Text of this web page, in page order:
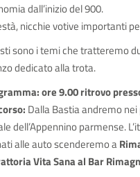
dall’inizio del 900.
nicchie votive importanti
sono i temi che tratteremo
dedicato alla trota.
ore 9.00 ritrovo
Dalla Bastia andremo
dell’Appennino parmense.
alle auto scenderemo a
Vita Sana al Bar